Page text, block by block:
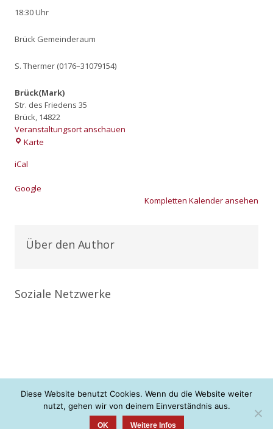
18:30 Uhr
Brück Gemein­de­raum
S. Ther­mer (0176–31079154)
Brück(Mark)
Str. des Friedens 35
Brück, 14822
Veranstaltungsort anschauen
Karte
iCal
Goog­le
Kom­plet­ten Kalen­der anse­hen
Über den Author
Soziale Netzwerke
+ + + neue Konfis gesucht <3 + + +
Diese Website benutzt Cookies. Wenn du die Website weiter
nutzt, gehen wir von deinem Einverständnis aus.
OK Weitere Infos